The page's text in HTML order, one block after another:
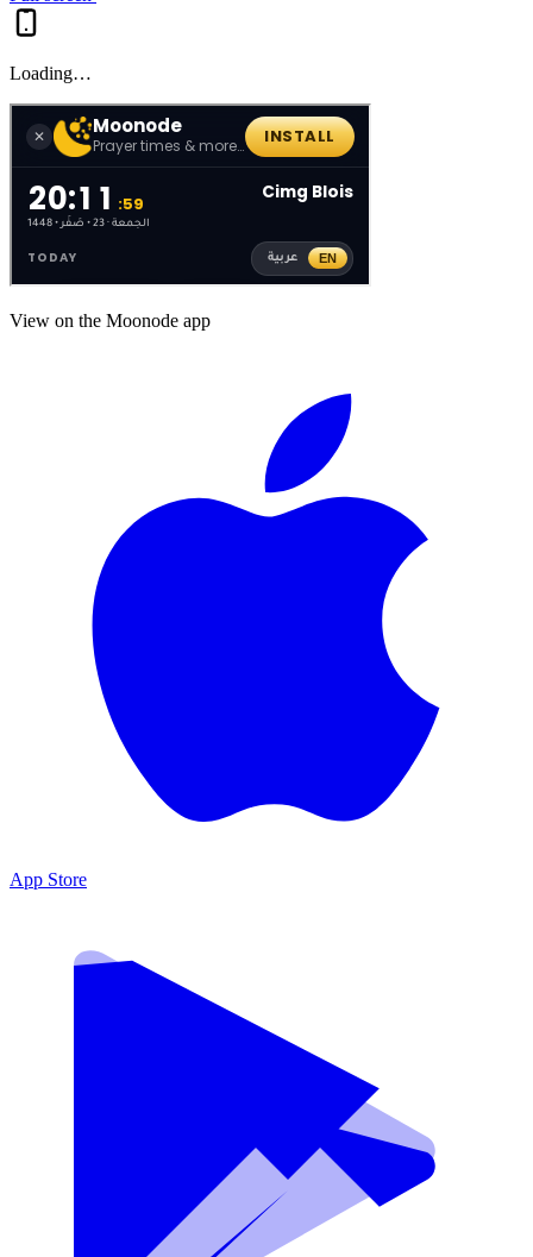
Loading…
View on the Moonode app
App Store